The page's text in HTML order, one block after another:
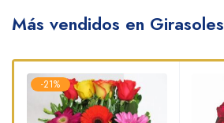
Más vendidos en Girasoles
-21%